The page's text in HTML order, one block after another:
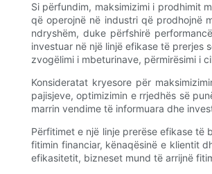
Si përfundim, maksimizimi i prodhimit
që operojnë në industri që prodhojnë
ndryshëm, duke përfshirë
investuar në një linjë efikase të prerjes
zvogëlimi i mbeturinave, përmirësimi i
Konsideratat kryesore për
pajisjeve, optimizimin e rrjedhës së
marrin vendime të informuara dhe
Përfitimet e një linje prerëse efikase
fitimin financiar, kënaqësinë e klientit
efikasitetit, bizneset mund të arrijnë